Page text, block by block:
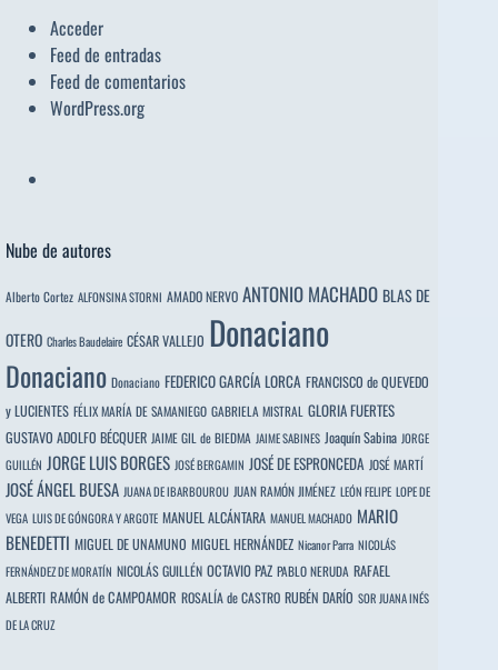
Acceder
Feed de entradas
Feed de comentarios
WordPress.org
Nube de autores
Alberto Cortez ALFONSINA STORNI AMADO NERVO ANTONIO MACHADO BLAS DE
OTERO Charles Baudelaire CÉSAR VALLEJO Donaciano
Donaciano Donaciano FEDERICO GARCÍA LORCA FRANCISCO de QUEVEDO
y LUCIENTES FÉLIX MARÍA DE SAMANIEGO GABRIELA MISTRAL GLORIA FUERTES
GUSTAVO ADOLFO BÉCQUER JAIME GIL de BIEDMA JAIME SABINES Joaquín Sabina JORGE
GUILLÉN JORGE LUIS BORGES JOSÉ BERGAMIN JOSÉ DE ESPRONCEDA JOSÉ MARTÍ
JOSÉ ÁNGEL BUESA JUANA DE IBARBOUROU JUAN RAMÓN JIMÉNEZ LEÓN FELIPE LOPE DE
VEGA LUIS DE GÓNGORA Y ARGOTE MANUEL ALCÁNTARA MANUEL MACHADO MARIO
BENEDETTI MIGUEL DE UNAMUNO MIGUEL HERNÁNDEZ Nicanor Parra NICOLÁS
FERNÁNDEZ DE MORATÍN NICOLÁS GUILLÉN OCTAVIO PAZ PABLO NERUDA RAFAEL
ALBERTI RAMÓN de CAMPOAMOR ROSALÍA de CASTRO RUBÉN DARÍO SOR JUANA INÉS
DE LA CRUZ